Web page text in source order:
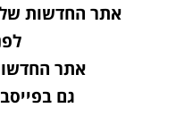
אתר החדשות
אתר
גם